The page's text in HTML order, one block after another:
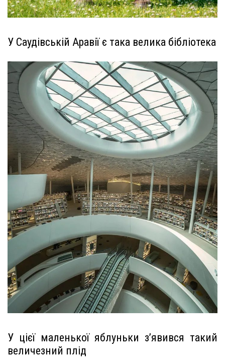
У Саудівській Аравії є така велика бібліотека
У цієї маленької яблуньки з’явився такий
величезний плід